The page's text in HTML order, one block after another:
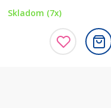
Skladom (7x)